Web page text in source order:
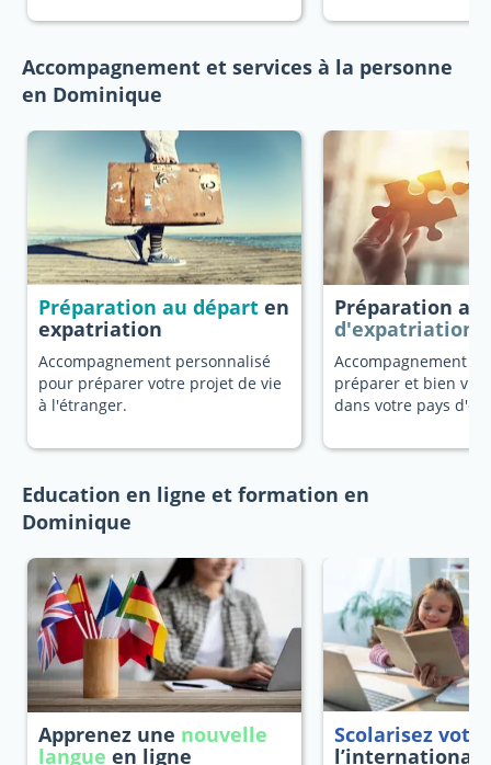
Accompagnement et services à la personne
en Dominique
Préparation au départ en
expatriation
Accompagnement personnalisé
pour préparer votre projet de vie
à l'étranger.
Préparation au
d'expatriation
Accompagnement
préparer et bien
dans votre pays
Education en ligne et formation en
Dominique
Apprenez une nouvelle
langue en ligne
Scolarisez
l’international